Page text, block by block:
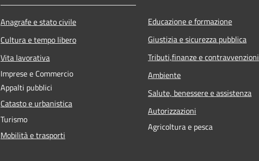
Anagrafe e stato civile
Cultura e tempo libero
Vita lavorativa
Imprese e Commercio
Appalti pubblici
Catasto e urbanistica
Turismo
Mobilità e trasporti
Educazione e formazione
Giustizia e sicurezza pubblica
Tributi,finanze e contravvenzioni
Ambiente
Salute, benessere e assistenza
Autorizzazioni
Agricoltura e pesca